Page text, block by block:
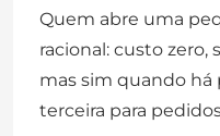
Quem abre uma
racional: custo
mas sim quando há
terceira para